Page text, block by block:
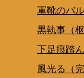
軍靴のバ
黒執事（枢
下足痕踏
風光る（完